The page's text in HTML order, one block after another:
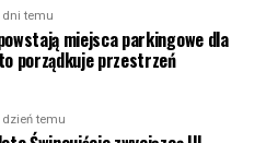
dni temu
miejsca parkingowe dla
porządkuje przestrzeń
dzień temu